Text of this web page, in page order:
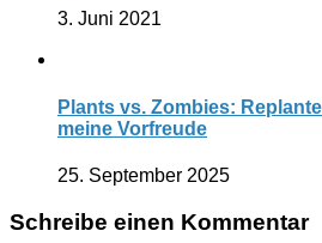
3. Juni 2021
Plants vs. Zombies:
meine Vorfreude
25. September 2025
Schreibe einen Kommentar